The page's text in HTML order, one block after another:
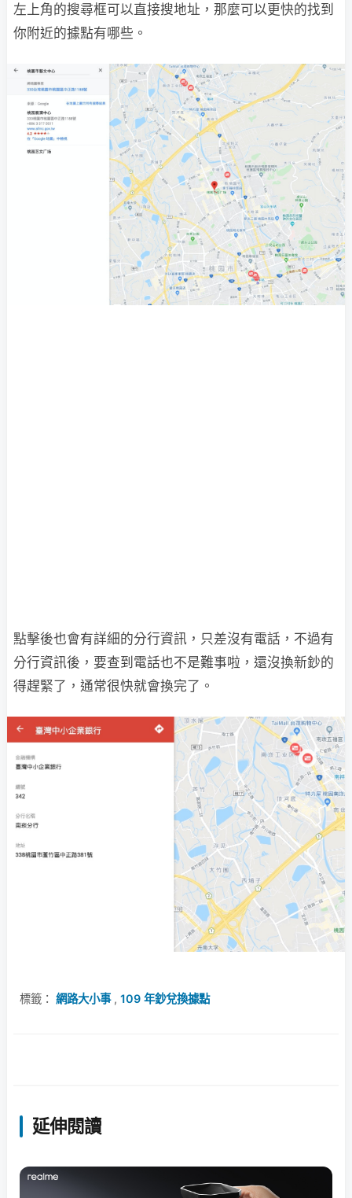
左上角的搜尋框可以直接搜地址，那麼可以更快的找到
你附近的據點有哪些。
點擊後也會有詳細的分行資訊，只差沒有電話，不過有
分行資訊後，要查到電話也不是難事啦，還沒換新鈔的
得趕緊了，通常很快就會換完了。
標籤： 網路大小事, 109 年鈔兌換據點
延伸閱讀